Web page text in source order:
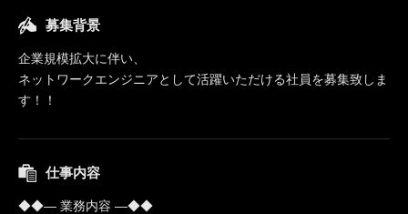
募集背景
企業規模拡大に伴い、
ネットワークエンジニアとして活躍いただける社員を募集致しま
す！！
仕事内容
◆◆― 業務内容 ―◆◆